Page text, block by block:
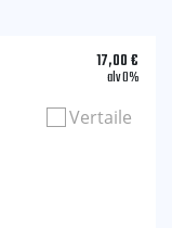
17,00€
alv 0%
Vertaile